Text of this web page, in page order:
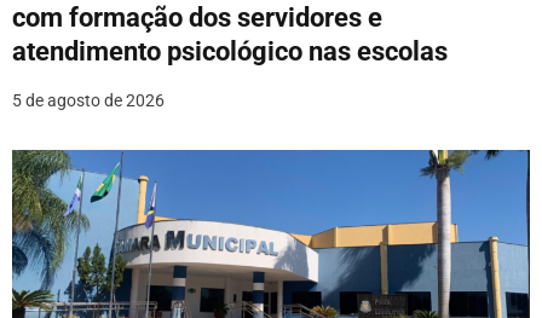
com formação dos servidores e
atendimento psicológico nas escolas
5 de agosto de 2026